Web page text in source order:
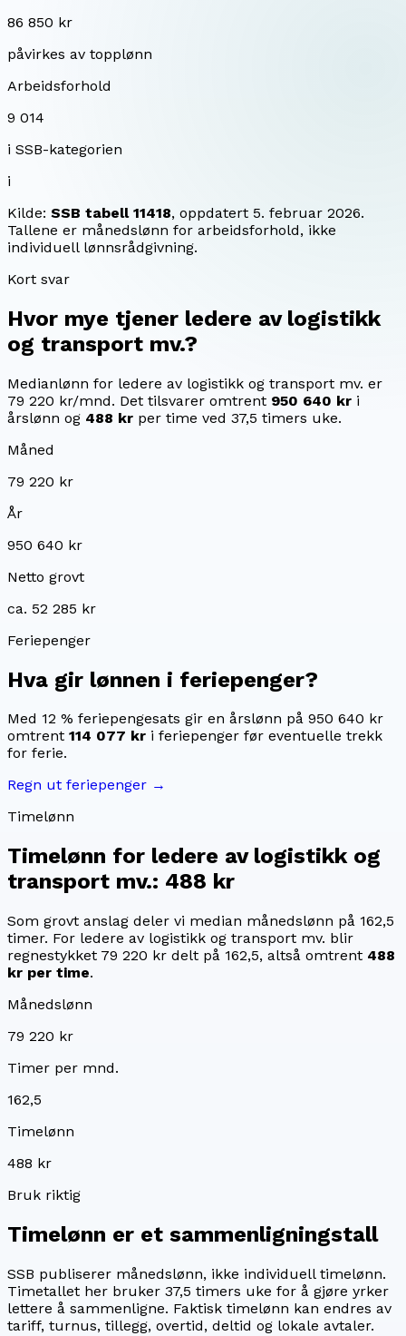
86 850 kr
påvirkes av topplønn
Arbeidsforhold
9 014
i SSB-kategorien
i
Kilde: SSB tabell 11418, oppdatert 5. februar 2026.
Tallene er månedslønn for arbeidsforhold, ikke
individuell lønnsrådgivning.
Kort svar
Hvor mye tjener ledere av logistikk
og transport mv.?
Medianlønn for ledere av logistikk og transport mv. er
79 220 kr/mnd. Det tilsvarer omtrent 950 640 kr i
årslønn og 488 kr per time ved 37,5 timers uke.
Måned
79 220 kr
År
950 640 kr
Netto grovt
ca. 52 285 kr
Feriepenger
Hva gir lønnen i feriepenger?
Med 12 % feriepengesats gir en årslønn på 950 640 kr
omtrent 114 077 kr i feriepenger før eventuelle trekk
for ferie.
Regn ut feriepenger →
Timelønn
Timelønn for ledere av logistikk og
transport mv.: 488 kr
Som grovt anslag deler vi median månedslønn på 162,5
timer. For ledere av logistikk og transport mv. blir
regnestykket 79 220 kr delt på 162,5, altså omtrent 488
kr per time.
Månedslønn
79 220 kr
Timer per mnd.
162,5
Timelønn
488 kr
Bruk riktig
Timelønn er et sammenligningstall
SSB publiserer månedslønn, ikke individuell timelønn.
Timetallet her bruker 37,5 timers uke for å gjøre yrker
lettere å sammenligne. Faktisk timelønn kan endres av
tariff, turnus, tillegg, overtid, deltid og lokale avtaler.